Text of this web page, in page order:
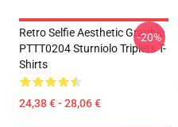
Retro Selfie Aesthetic Graphic
PTTT0204 Sturniolo Triplets T-
Shirts
24,38 € - 28,06 €
-20%